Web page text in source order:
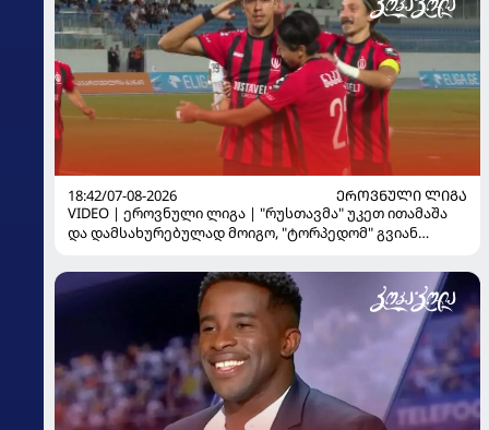
18:42/07-08-2026
ᲔᲠᲝᲕᲜᲣᲚᲘ ᲚᲘᲒᲐ
VIDEO | ეროვნული ლიგა | "რუსთავმა" უკეთ ითამაშა
და დამსახურებულად მოიგო, "ტორპედომ" გვიან